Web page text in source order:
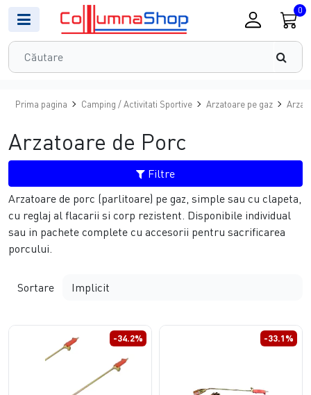
0
Prima pagina Camping / Activitati Sportive Arzatoare pe gaz
Arzatoare de Porc
Filtre
Arzatoare de porc (parlitoare) pe gaz, simple sau cu clapeta,
cu reglaj al flacarii si corp rezistent. Disponibile individual
sau in pachete complete cu accesorii pentru sacrificarea
porcului.
Sortare
-34.2% -33.1%